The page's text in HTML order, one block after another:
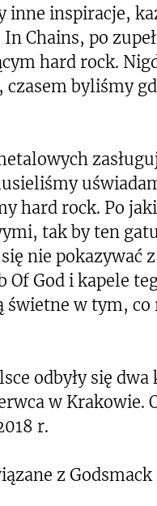
inne inspiracje,
Chains, po
hard rock.
czasem byliśmy
hard rock. Po
tak by ten
nie pokazywać
God i kapele
świetne w tym,
odbyły się
w Krakowie.
r.
z Godsmack